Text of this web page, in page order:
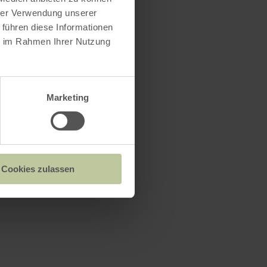
Verwendung unserer
diese Informationen
Rahmen Ihrer Nutzung
Marketing
Cookies zulassen